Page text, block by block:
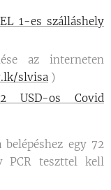
1-es szálláshely
az interneten
slvisa )
USD-os Covid
belépéshez egy 72
PCR teszttel kell